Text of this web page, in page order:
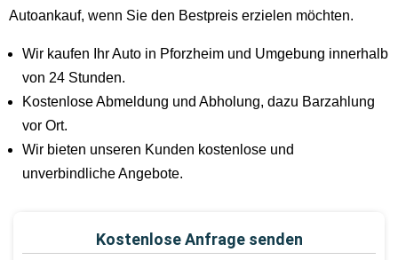
Autoankauf, wenn Sie den Bestpreis erzielen möchten.
Wir kaufen Ihr Auto in Pforzheim und Umgebung innerhalb
von 24 Stunden.
Kostenlose Abmeldung und Abholung, dazu Barzahlung
vor Ort.
Wir bieten unseren Kunden kostenlose und
unverbindliche Angebote.